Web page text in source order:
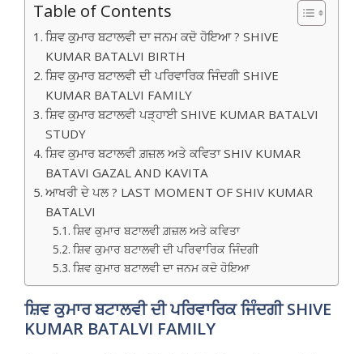
Table of Contents
ਸ਼ਿਵ ਕੁਮਾਰ ਬਟਾਲਵੀ ਦਾ ਜਨਮ ਕਦੋ ਹੋਇਆ ? SHIVE
KUMAR BATALVI BIRTH
ਸ਼ਿਵ ਕੁਮਾਰ ਬਟਾਲਵੀ ਦੀ ਪਰਿਵਾਰਿਕ ਜਿੰਦਗੀ SHIVE
KUMAR BATALVI FAMILY
ਸ਼ਿਵ ਕੁਮਾਰ ਬਟਾਲਵੀ ਪੜ੍ਹਾਈ SHIVE KUMAR BATALVI
STUDY
ਸ਼ਿਵ ਕੁਮਾਰ ਬਟਾਲਵੀ ਗ਼ਜ਼ਲ ਅਤੇ ਕਵਿਤਾ SHIV KUMAR
BATAVI GAZAL AND KAVITA
ਆਖਰੀ ਦੇ ਪਲ ? LAST MOMENT OF SHIV KUMAR
BATALVI
ਸ਼ਿਵ ਕੁਮਾਰ ਬਟਾਲਵੀ ਗ਼ਜ਼ਲ ਅਤੇ ਕਵਿਤਾ
ਸ਼ਿਵ ਕੁਮਾਰ ਬਟਾਲਵੀ ਦੀ ਪਰਿਵਾਰਿਕ ਜਿੰਦਗੀ
ਸ਼ਿਵ ਕੁਮਾਰ ਬਟਾਲਵੀ ਦਾ ਜਨਮ ਕਦੋ ਹੋਇਆ
ਸ਼ਿਵ ਕੁਮਾਰ ਬਟਾਲਵੀ ਦੀ ਪਰਿਵਾਰਿਕ ਜਿੰਦਗੀSHIVE
KUMAR BATALVI FAMILY